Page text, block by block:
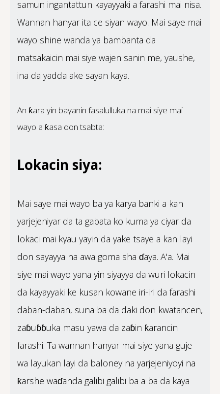
samun ingantattun kayayyaki a farashi mai nisa.
Wannan hanyar ita ce siyan wayo. Mai saye mai
wayo shine wanda ya bambanta da
matsakaicin mai siye wajen sanin me, yaushe,
ina da yadda ake sayan kaya.
An ƙara yin bayanin fasalulluka na mai siye mai
wayo a ƙasa don tsabta:
Lokacin siya:
Mai saye mai wayo ba ya karya banki a kan
yarjejeniyar da ta gabata ko kuma ya ciyar da
lokaci mai kyau yayin da yake tsaye a kan layi
don sayayya na awa goma sha ɗaya. A'a. Mai
siye mai wayo yana yin siyayya da wuri lokacin
da kayayyaki ke kusan kowane iri-iri da farashi
daban-daban, suna ba da daki don kwatancen,
zaɓuɓɓuka masu yawa da zaɓin ƙarancin
farashi. Ta wannan hanyar mai siye yana guje
wa layukan layi da baloney na yarjejeniyoyi na
ƙarshe waɗanda galibi galibi ba a ba da kaya